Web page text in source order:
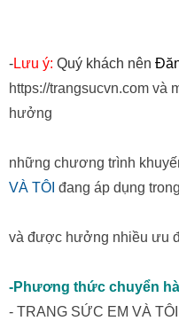
-Lưu ý: Quý khách nên
https://trangsucvn.com và
hưởng
những chương trình
VÀ TÔI đang áp dụng
và được hưởng nhiều ưu
-Phương thức chuyển
- TRANG SỨC EM VÀ